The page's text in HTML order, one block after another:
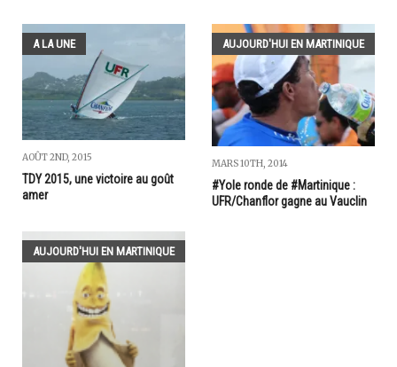
A LA UNE
AOÛT 2ND, 2015
TDY 2015, une victoire au goût
amer
AUJOURD'HUI EN MARTINIQUE
MARS 10TH, 2014
#Yole ronde de #Martinique :
UFR/Chanflor gagne au Vauclin
AUJOURD'HUI EN MARTINIQUE